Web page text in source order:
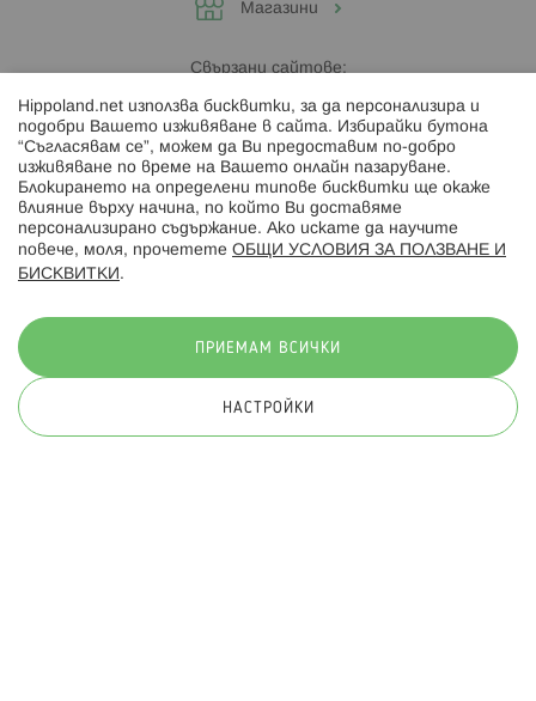
Магазини
Свързани сайтове:
Hippoland.ro
Последвайте ни:
© 2026 Hippoland.net. Всички права запазени
Hippoland.net използва бисквитки, за да персонализира и
подобри Вашето изживяване в сайта. Избирайки бутона
“Съгласявам се”, можем да Ви предоставим по-добро
изживяване по време на Вашето онлайн пазаруване.
Блокирането на определени типове бисквитки ще окаже
влияние върху начина, по който Ви доставяме
персонализирано съдържание. Ако искате да научите
повече, моля, прочетете ОБЩИ УСЛОВИЯ ЗА ПОЛЗВАНЕ И
БИСКВИТКИ .
ПРИЕМАМ ВСИЧКИ
НАСТРОЙКИ